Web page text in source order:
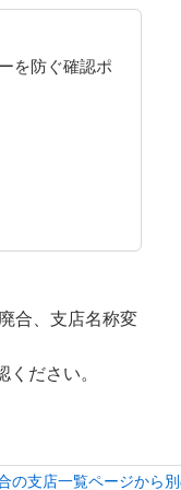
を防ぐ確認ポ
合、支店名称変
ださい。
の支店一覧ページから